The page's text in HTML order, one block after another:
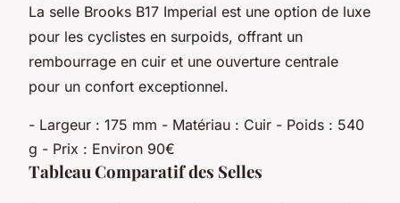
La selle Brooks B17 Imperial est une option de luxe
pour les cyclistes en surpoids, offrant un
rembourrage en cuir et une ouverture centrale
pour un confort exceptionnel.
- Largeur : 175 mm - Matériau : Cuir - Poids : 540
g - Prix : Environ 90€
Tableau Comparatif des Selles